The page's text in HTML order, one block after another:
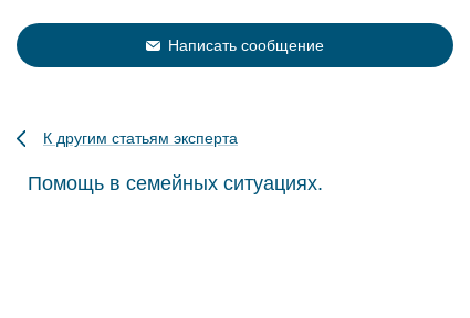
Написать сообщение
К другим статьям эксперта
Помощь в семейных ситуациях.